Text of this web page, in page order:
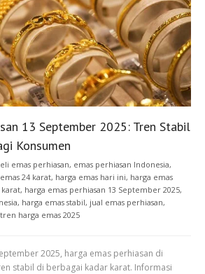
13 September 2025: Tren Stabil
Konsumen
emas perhiasan, emas perhiasan Indonesia,
24 karat, harga emas hari ini, harga emas
karat, harga emas perhiasan 13 September 2025,
, harga emas stabil, jual emas perhiasan,
tren harga emas 2025
2025, harga emas perhiasan di
stabil di berbagai kadar karat. Informasi